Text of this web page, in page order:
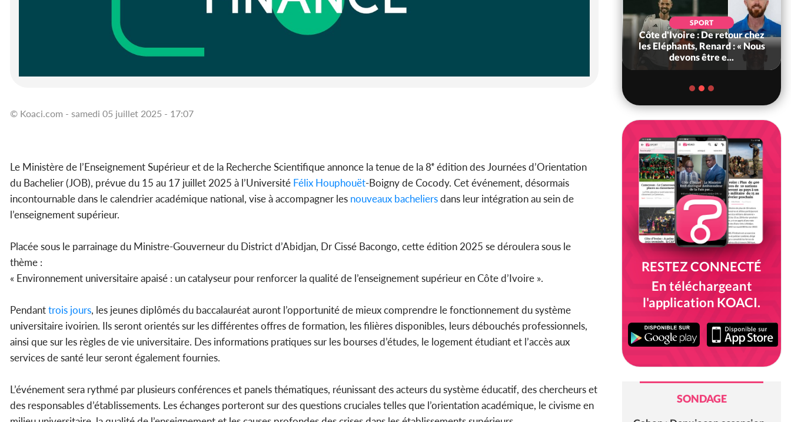
© Koaci.com - samedi 05 juillet 2025 - 17:07
Le Ministère de l’Enseignement Supérieur et de la Recherche Scientifique annonce la tenue de la 8ᵉ édition des Journées d’Orientation
du Bachelier (JOB), prévue du 15 au 17 juillet 2025 à l’Université Félix Houphouët-Boigny de Cocody. Cet événement, désormais
incontournable dans le calendrier académique national, vise à accompagner les nouveaux bacheliersdans leur intégration au sein de
l’enseignement supérieur.
Placée sous le parrainage du Ministre-Gouverneur du District d’Abidjan, Dr Cissé Bacongo, cette édition 2025 se déroulera sous le
thème :
« Environnement universitaire apaisé : un catalyseur pour renforcer la qualité de l’enseignement supérieur en Côte d’Ivoire ».
Pendanttrois jours, les jeunes diplômés du baccalauréat auront l’opportunité de mieux comprendre le fonctionnement du système
universitaire ivoirien. Ils seront orientés sur les différentes offres de formation, les filières disponibles, leurs débouchés professionnels,
ainsi que sur les règles de vie universitaire. Des informations pratiques sur les bourses d’études, le logement étudiant et l’accès aux
services de santé leur seront également fournies.
L’événement sera rythmé par plusieurs conférences et panels thématiques, réunissant des acteurs du système éducatif, des chercheurs et
des responsables d’établissements. Les échanges porteront sur des questions cruciales telles que l’orientation académique, le civisme en
SPORT
Côte d'Ivoire : De retour chez
les Eléphants, Renard : « Nous
devons être e...
RESTEZ CONNECTÉ
En téléchargeant
l'application KOACI.
SONDAGE